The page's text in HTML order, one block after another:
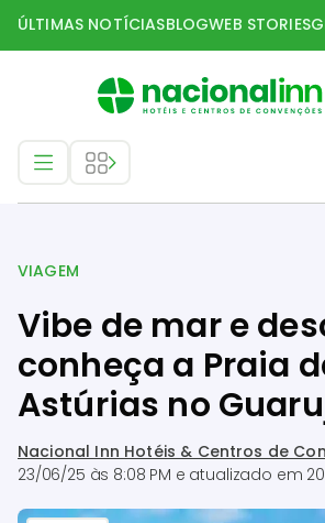
ÚLTIMAS NOTÍCIASBLOGWEB STORIES
VIAGEM
Vibe de mar e
conheça a Praia
Astúrias no
Nacional Inn Hotéis & Centros de
23/06/25 às 8:08 PM e atualizado em